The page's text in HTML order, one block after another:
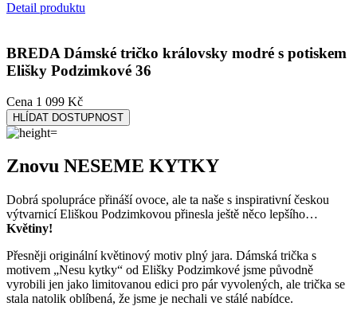
Detail produktu
BREDA Dámské tričko královsky modré s potiskem
Elišky Podzimkové 36
Cena 1 099 Kč
HLÍDAT DOSTUPNOST
Znovu NESEME KYTKY
Dobrá spolupráce přináší ovoce, ale ta naše s inspirativní českou
výtvarnicí Eliškou Podzimkovou přinesla ještě něco lepšího…
Květiny!
Přesněji originální květinový motiv plný jara. Dámská trička s
motivem „Nesu kytky“ od Elišky Podzimkové jsme původně
vyrobili jen jako limitovanou edici pro pár vyvolených, ale trička se
stala natolik oblíbená, že jsme je nechali ve stálé nabídce.